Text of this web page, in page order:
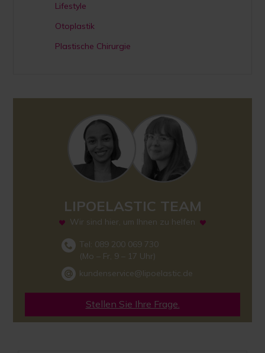
Lifestyle
Otoplastik
Plastische Chirurgie
LIPOELASTIC TEAM
Wir sind hier, um Ihnen zu helfen
Tel: 089 200 069 730
(Mo – Fr, 9 – 17 Uhr)
kundenservice@lipoelastic.de
Stellen Sie Ihre Frage.